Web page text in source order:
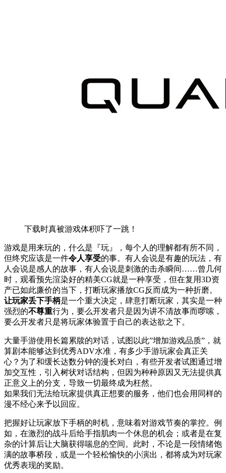
下载时真被游戏体积吓了一跳！
游戏是用来玩的，什么是『玩』，每个人的理解都有所不同，
但终究应该是一件令人享受的事。有人会说是有趣的玩法，有
人会说是感人的故事，有人会说是刺激的击杀瞬间……曾几何
时，观看预先渲染好的精美CG就是一种享受，但在复用3D资
产已如此廉价的当下，打断玩家播放CG反而成为一种折磨。
让玩家丢下手柄是一个重大决定，肆意打断玩家，其实是一种
强烈的不尊重行为，要么开发者只是因为讲不清故事而啰嗦，
要么开发者只是将玩家体验置于自己的表达欲之下。
大量手游使用长篇累牍的对话，试图以此”增加游戏品质”，就
算剧本能够达到优秀ADV水准，有多少手游玩家会真正关
心？为了和缓长达数分钟的漫长对白，有些开发者试图通过增
加交互性，引入树状对话结构，但因为种种原因又无法提供真
正意义上的分支，导致一切最终成为枉然。
如果我们无法给玩家提供真正想要的服务，他们也会用同样的
漫不经心来予以回应。
把握好让玩家放下手柄的时机，意味着对游戏节奏的掌控。例
如，在激烈的战斗后给手指肌肉一个休息的机会；或者是在复
杂的计算后让大脑获得喘息的空间。此时，不论是一段情绪饱
满的故事桥段，或是一个轻松愉快的小演出，都将成为对玩家
优秀表现的奖励。